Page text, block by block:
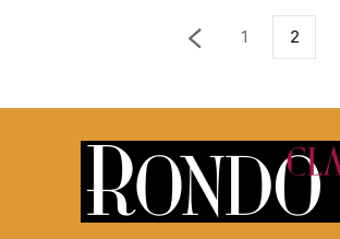
1 2